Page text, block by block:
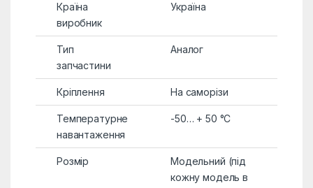
Країна
виробник
Україна
Тип
запчастини
Аналог
Кріплення На саморізи
Температурне
навантаження
-50… + 50 °C
Розмір
Модельний (під
кожну модель в